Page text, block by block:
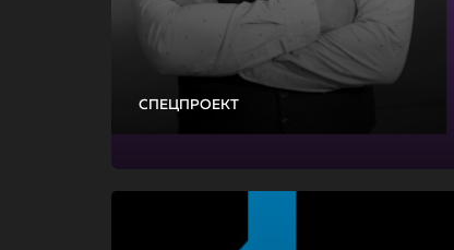
СПЕЦПРОЕКТ